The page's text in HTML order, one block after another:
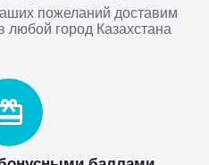
пожеланий доставим
любой город Казахстана